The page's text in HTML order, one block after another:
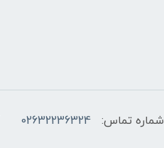
شماره تماس: 02632236324